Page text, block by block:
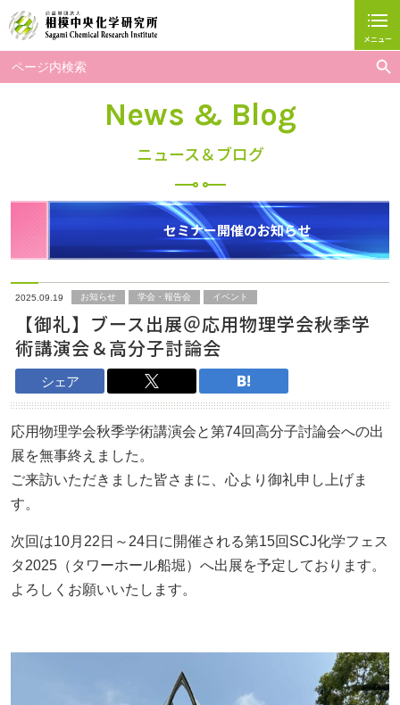
for:
Search
メニュー
閉じる
ホーム
相模中研について
研究事業
お問い合わせ
広報・人財育成事業
採用情報
アクセス
ニュース
プレスリリース
学会・報告会
News & Blog
ニュース＆ブログ
セミナー開催のお知らせ
2025.09.19 お知らせ 学会・報告会 イベント
【御礼】ブース出展＠応用物理学会秋季学
術講演会＆高分子討論会
シェア
応用物理学会秋季学術講演会と第74回高分子討論会への出
展を無事終えました。
ご来訪いただきました皆さまに、心より御礼申し上げま
す。
次回は10月22日～24日に開催される第15回SCJ化学フェス
タ2025（タワーホール船堀）へ出展を予定しております。
よろしくお願いいたします。